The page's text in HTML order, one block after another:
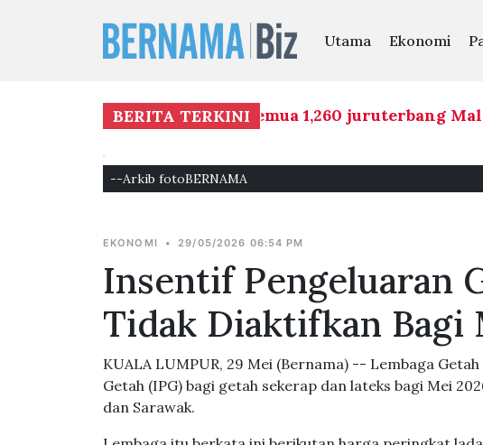
Utama Ekonomi
BERITA TERKINI
dadah terhadap semua 1,260 juruterbang
--Arkib fotoBERNAMA
EKONOMI • 29/05/2026 06:54 PM
Insentif Pengeluaran
Tidak Diaktifkan Bagi
KUALA LUMPUR, 29 Mei (Bernama) -- Lembaga
Getah (IPG) bagi getah sekerap dan lateks bagi Mei
dan Sarawak.